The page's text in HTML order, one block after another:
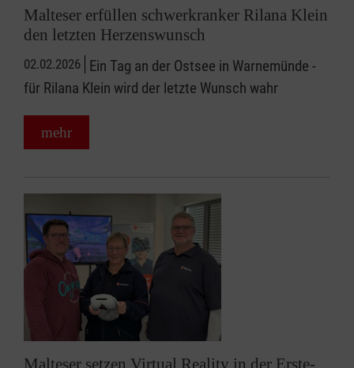
Malteser erfüllen schwerkranker Rilana Klein
den letzten Herzenswunsch
02.02.2026 Ein Tag an der Ostsee in Warnemünde -
für Rilana Klein wird der letzte Wunsch wahr
mehr